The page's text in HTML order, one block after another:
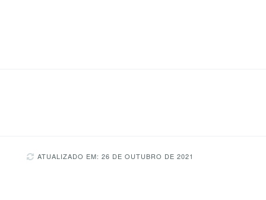
ATUALIZADO EM: 26 DE OUTUBRO DE 2021